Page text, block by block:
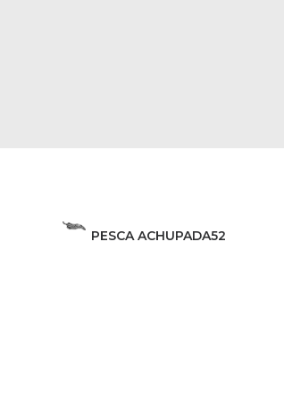
PESCA ACHUPADA52